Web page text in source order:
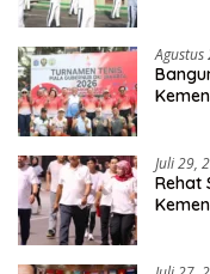
Agustus
Juli 29,
Rehat